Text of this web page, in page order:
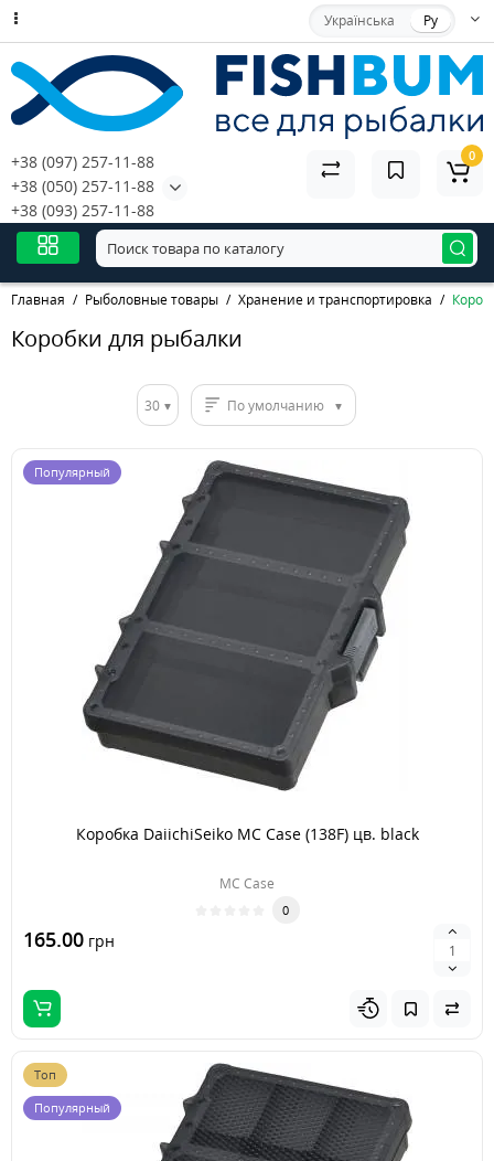
Українська Ру
+38 (097) 257-11-88
+38 (050) 257-11-88
+38 (093) 257-11-88
0
Главная Рыболовные товары Хранение и транспортировка
Коробки для рыбалки
30 По умолчанию
Популярный
Коробка DaiichiSeiko MC Case (138F) цв. black
MC Case
0
165.00 грн
Топ
Популярный